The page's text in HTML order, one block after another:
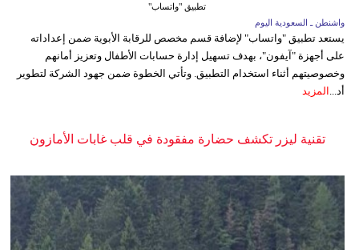
تطبيق "واتساب"
واشنطن ـ السعودية اليوم
يستعد تطبيق "واتساب" لإضافة قسم مخصص للرقابة الأبوية ضمن إعداداته
على أجهزة "آيفون"، بهدف تسهيل إدارة حسابات الأطفال وتعزيز أمانهم
وخصوصيتهم أثناء استخدام التطبيق. وتأتي الخطوة ضمن جهود الشركة لتطوير
أد...
المزيد
تقنية ليزر تكشف حضارة مفقودة في قلب غابات الأمازون